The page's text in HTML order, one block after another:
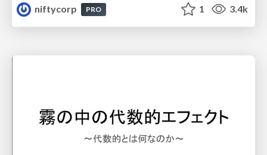
niftycorp
PRO 1 3.4k